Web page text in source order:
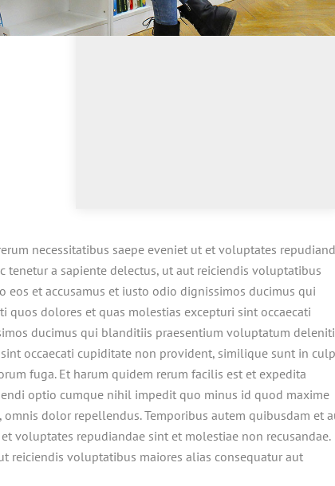
necessitatibus saepe eveniet ut et voluptates
tenetur a sapiente delectus, ut aut reiciendis voluptatibus
eos et accusamus et iusto odio dignissimos ducimus qui
dolores et quas molestias excepturi sint occaecati
ducimus qui blanditiis praesentium voluptatum deleniti
occaecati cupiditate non provident, similique sunt in
fuga. Et harum quidem rerum facilis est et expedita
optio cumque nihil impedit quo minus id quod maxime
dolor repellendus. Temporibus autem quibusdam et
voluptates repudiandae sint et molestiae non recusandae.
reiciendis voluptatibus maiores alias consequatur aut